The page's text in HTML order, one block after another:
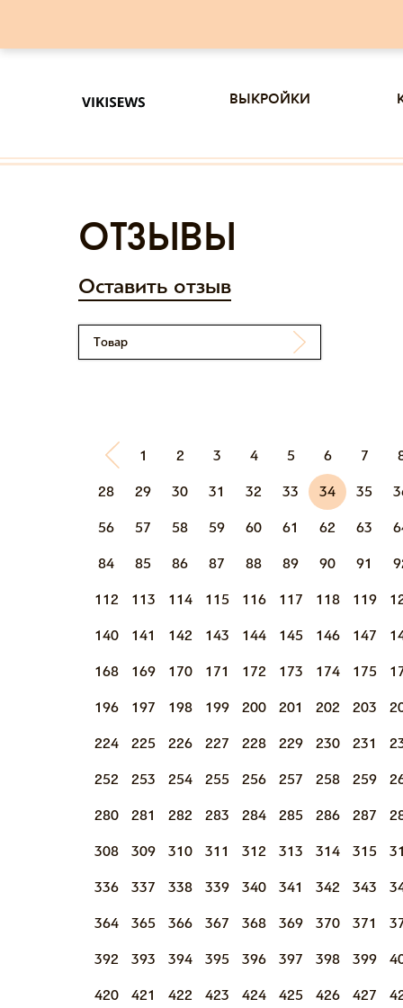
выкройки
отзывы
Оставить отзыв
Товар
1 2 3 4 5 6 7
28 29 30 31 32 33 34 35
56 57 58 59 60 61 62 63
84 85 86 87 88 89 90 91
112 113 114 115 116 117 118 119
140 141 142 143 144 145 146 147
168 169 170 171 172 173 174 175
196 197 198 199 200 201 202 203
224 225 226 227 228 229 230 231
252 253 254 255 256 257 258 259
280 281 282 283 284 285 286 287
308 309 310 311 312 313 314 315
336 337 338 339 340 341 342 343
364 365 366 367 368 369 370 371
392 393 394 395 396 397 398 399
420 421 422 423 424 425 426 427